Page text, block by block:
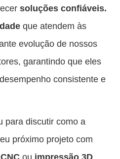
soluções confiáveis.
que atendem às
evolução de nossos
garantindo que eles
consistente e
para discutir como a
próximo projeto com